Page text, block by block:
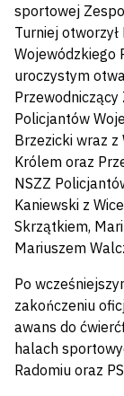
sportowej
Turniej
Wojewódzkiego
uroczystym
Przewodniczący
Policjantów
Brzezicki wraz
Królem oraz
NSZZ
Kaniewski z
Skrzątkiem,
Mariuszem
Po
zakończeniu
awans do
halach
Radomiu oraz